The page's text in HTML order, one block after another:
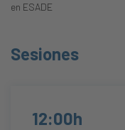
en ESADE
Sesiones
12:00h